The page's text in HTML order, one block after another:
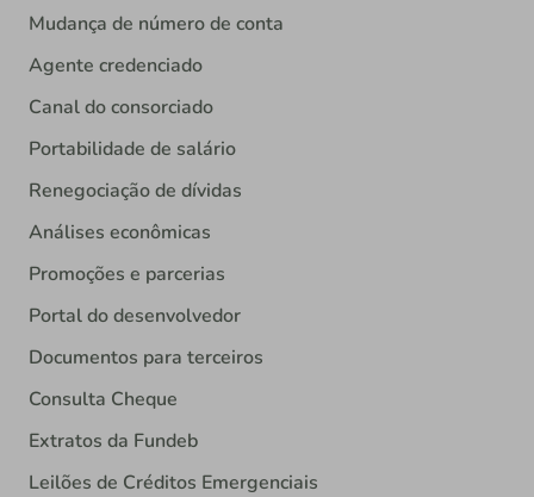
Mudança de número de conta
Agente credenciado
Canal do consorciado
Portabilidade de salário
Renegociação de dívidas
Análises econômicas
Promoções e parcerias
Portal do desenvolvedor
Documentos para terceiros
Consulta Cheque
Extratos da Fundeb
Leilões de Créditos Emergenciais